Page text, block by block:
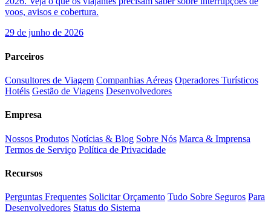
voos, avisos e cobertura.
29 de junho de 2026
Parceiros
Consultores de Viagem Companhias Aéreas Operadores Turísticos
Hotéis Gestão de Viagens Desenvolvedores
Empresa
Nossos Produtos Notícias & Blog Sobre Nós Marca & Imprensa
Termos de Serviço Política de Privacidade
Recursos
Perguntas Frequentes Solicitar Orçamento Tudo Sobre Seguros Para
Desenvolvedores Status do Sistema